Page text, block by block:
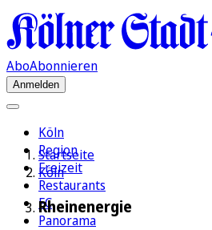
AboAbonnieren
Anmelden
Köln
Region
Freizeit
Restaurants
FC
Panorama
Startseite
Köln
Rheinenergie